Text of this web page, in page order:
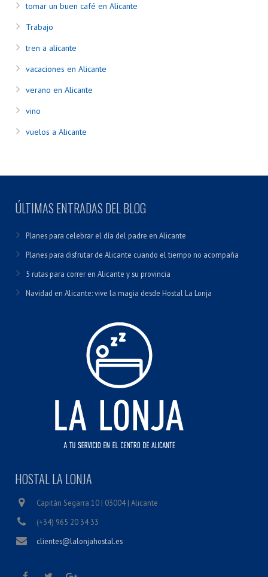
tomar un buen café en Alicante
Trabajo
tren a alicante
vacaciones en Alicante
verano en Alicante
vino
vuelos a Alicante
ÚLTIMAS ENTRADAS DEL BLOG
Planes para celebrar el día del padre en Alicante
Planes para disfrutar de Alicante cuando el tiempo no acompaña
5 rutas para correr en Alicante y su provincia
Navidad en Alicante: vive la magia desde Hostal La Lonja
HOSTAL LA LONJA
Capitán Segarra 10 | 03004 | Alicante
(+34) 965 20 34 33
clientes@lalonjahostal.es